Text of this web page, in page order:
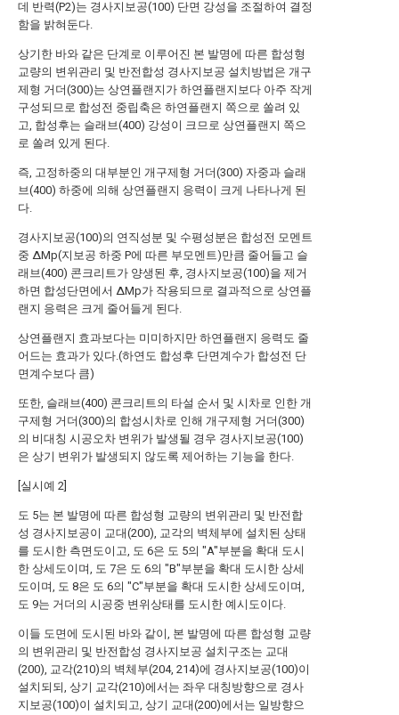
데 반력(P2)는 경사지보공(100) 단면 강성을 조절하여 결정
함을 밝혀둔다.
상기한 바와 같은 단계로 이루어진 본 발명에 따른 합성형
교량의 변위관리 및 반전합성 경사지보공 설치방법은 개구
제형 거더(300)는 상연플랜지가 하연플랜지보다 아주 작게
구성되므로 합성전 중립축은 하연플랜지 쪽으로 쏠려 있
고, 합성후는 슬래브(400) 강성이 크므로 상연플랜지 쪽으
로 쏠려 있게 된다.
즉, 고정하중의 대부분인 개구제형 거더(300) 자중과 슬래
브(400) 하중에 의해 상연플랜지 응력이 크게 나타나게 된
다.
경사지보공(100)의 연직성분 및 수평성분은 합성전 모멘트
중 ΔMp(지보공 하중 P에 따른 부모멘트)만큼 줄어들고 슬
래브(400) 콘크리트가 양생된 후, 경사지보공(100)을 제거
하면 합성단면에서 ΔMp가 작용되므로 결과적으로 상연플
랜지 응력은 크게 줄어들게 된다.
상연플랜지 효과보다는 미미하지만 하연플랜지 응력도 줄
어드는 효과가 있다.(하연도 합성후 단면계수가 합성전 단
면계수보다 큼)
또한, 슬래브(400) 콘크리트의 타설 순서 및 시차로 인한 개
구제형 거더(300)의 합성시차로 인해 개구제형 거더(300)
의 비대칭 시공오차 변위가 발생될 경우 경사지보공(100)
은 상기 변위가 발생되지 않도록 제어하는 기능을 한다.
[실시예 2]
도 5는 본 발명에 따른 합성형 교량의 변위관리 및 반전합
성 경사지보공이 교대(200), 교각의 벽체부에 설치된 상태
를 도시한 측면도이고, 도 6은 도 5의 "A"부분을 확대 도시
한 상세도이며, 도 7은 도 6의 "B"부분을 확대 도시한 상세
도이며, 도 8은 도 6의 "C"부분을 확대 도시한 상세도이며,
도 9는 거더의 시공중 변위상태를 도시한 예시도이다.
이들 도면에 도시된 바와 같이, 본 발명에 따른 합성형 교량
의 변위관리 및 반전합성 경사지보공 설치구조는 교대
(200), 교각(210)의 벽체부(204, 214)에 경사지보공(100)이
설치되되, 상기 교각(210)에서는 좌우 대칭방향으로 경사
지보공(100)이 설치되고, 상기 교대(200)에서는 일방향으